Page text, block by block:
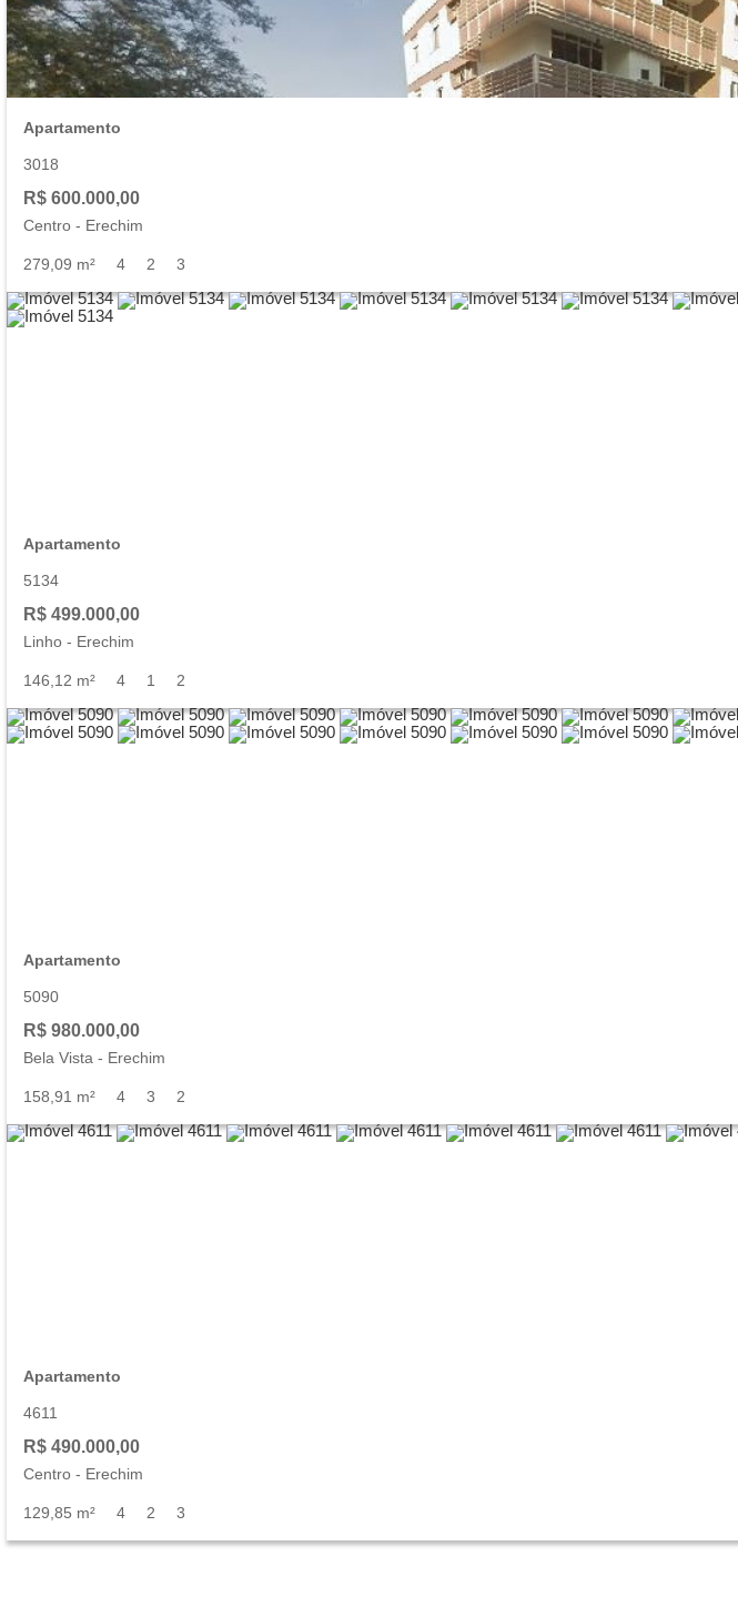
Apartamento
3018
R$ 600.000,00
Centro - Erechim
279,09 m² 4 2 3
Apartamento
5134
R$ 499.000,00
Linho - Erechim
146,12 m² 4 1 2
Apartamento
5090
R$ 980.000,00
Bela Vista - Erechim
158,91 m² 4 3 2
Apartamento
4611
R$ 490.000,00
Centro - Erechim
129,85 m² 4 2 3